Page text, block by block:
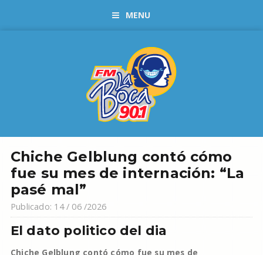
MENU
Chiche Gelblung contó cómo
fue su mes de internación: “La
pasé mal”
Publicado: 14 / 06 /2026
El dato politico del dia
Chiche Gelblung contó cómo fue su mes de